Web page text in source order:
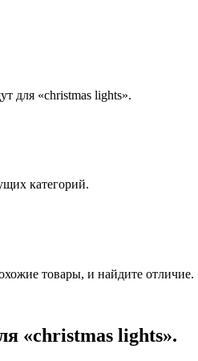
для «christmas lights».
категорий.
товары, и найдите отличие.
«christmas lights».